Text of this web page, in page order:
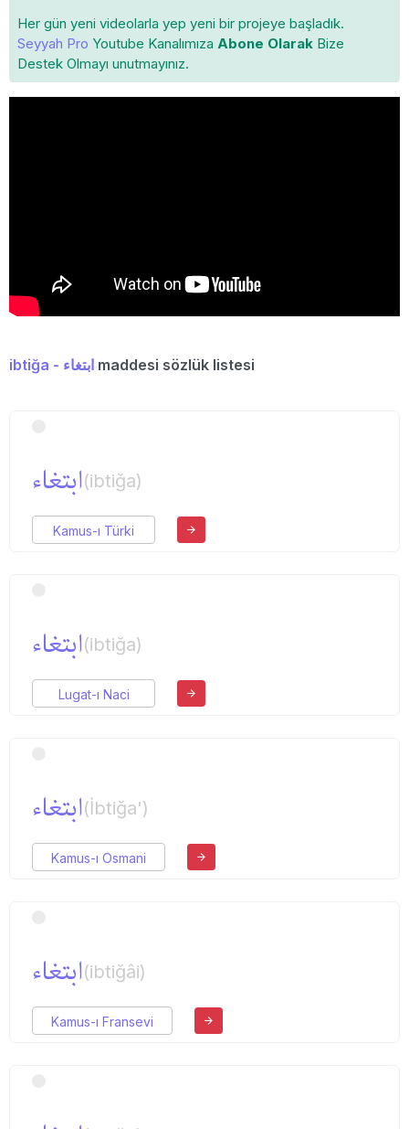
Her gün yeni videolarla yep yeni bir projeye başladık.
Seyyah Pro Youtube Kanalımıza Abone Olarak Bize
Destek Olmayı unutmayınız.
ibtiğa - ابتغاء maddesi sözlük listesi
ابتغاء(ibtiğa)
Kamus-ı Türki
ابتغاء(ibtiğa)
Lugat-ı Naci
ابتغاء(İbtiğa')
Kamus-ı Osmani
ابتغاء(ibtiğâi)
Kamus-ı Fransevi